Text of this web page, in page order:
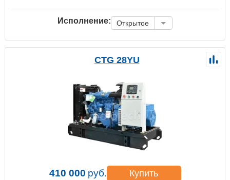
Исполнение: Открытое
CTG 28YU
410 000 руб. Купить